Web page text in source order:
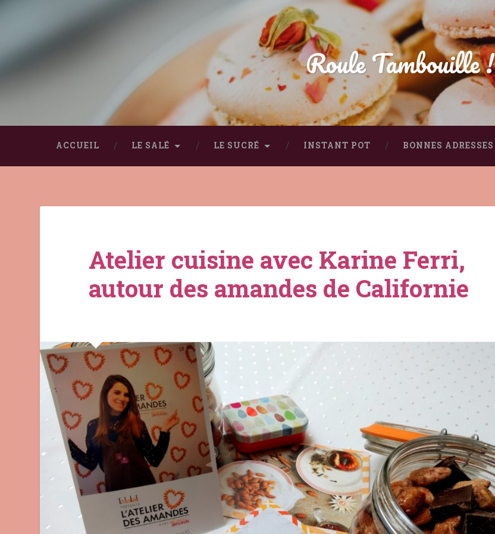
Roule Tambouille !
ACCUEIL LE SALÉ LE SUCRÉ INSTANT POT BONNES ADRESSES
Atelier cuisine avec Karine Ferri,
autour des amandes de Californie